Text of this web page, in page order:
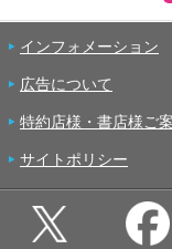
インフォメーション
広告について
特約店様・書店様ご
サイトポリシー